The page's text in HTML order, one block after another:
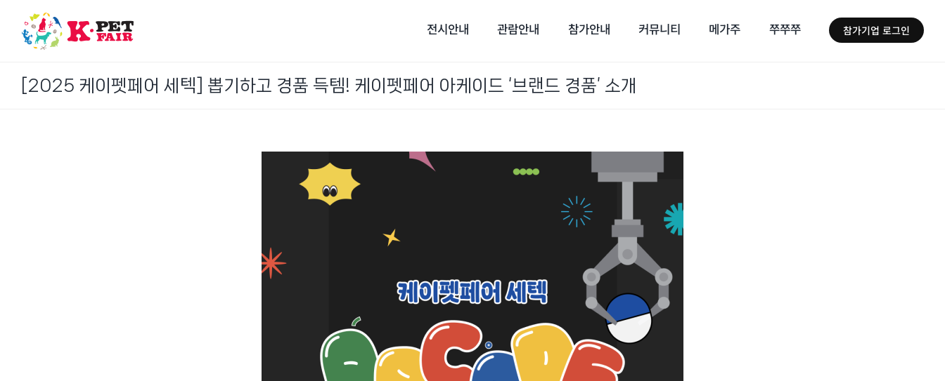
content
전시안내 관람안내 참가안내 커뮤니티 메가주 쭈쭈쭈 참가기업 로그인
[2025 케이펫페어 세텍] 뽑기하고 경품 득템! 케이펫페어 아케이드 ‘브랜드 경품’ 소개